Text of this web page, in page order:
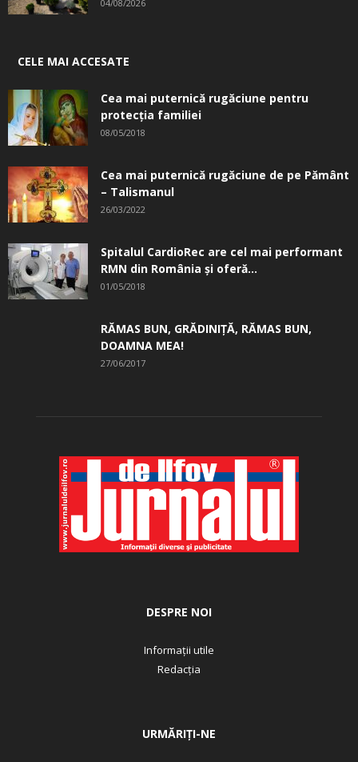
04/08/2026
CELE MAI ACCESATE
Cea mai puternică rugăciune pentru
protecția familiei
08/05/2018
Cea mai puternică rugăciune de pe Pământ
– Talismanul
26/03/2022
Spitalul CardioRec are cel mai performant
RMN din România și oferă...
01/05/2018
RĂMAS BUN, GRĂDINIŢĂ, ­RĂMAS BUN,
DOAMNA MEA!
27/06/2017
DESPRE NOI
Informații utile
Redacția
URMĂRIȚI-NE